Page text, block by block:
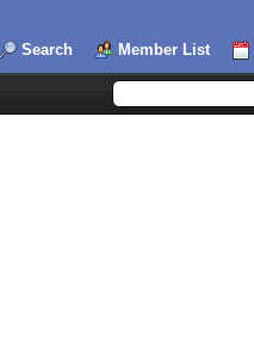
Search Member List